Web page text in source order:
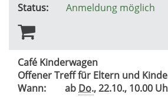
Status:
Anmeldung möglich
Café Kinderwagen
Offener Treff für Eltern und
Wann:
ab Do., 22.10., 10.00